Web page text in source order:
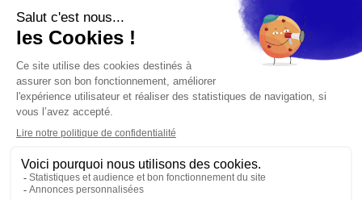
Accessibilité
Pour votre santé, mangez au moins cinq fruits et légumes par jour, plus
d’infos surwww.mangerbouger.fr
aux mineurs de moins de 18 ans
La preuve de majorité de l'acheteur est exigée au
moment de la vente en ligne. CODE DE LA SANTÉ